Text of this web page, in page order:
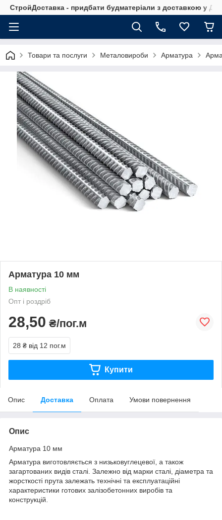
СтройДоставка - придбати будматеріали з доставкою у
Товари та послуги Металовироби Арматура
Арматура 10 мм
В наявності
Опт і роздріб
28,50 ₴/пог.м
28 ₴ від 12 пог.м
Купити
Опис Доставка Оплата Умови повернення
Опис
Арматура 10 мм
Арматура виготовляється з низьковуглецевої, а також
загартованих видів сталі. Залежно від марки сталі, діаметра та
жорсткості прута залежать технічні та експлуатаційні
характеристики готових залізобетонних виробів та
конструкцій.